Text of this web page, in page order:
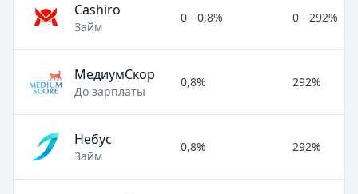
Cashiro
Займ
0 - 0,8% 0 - 292%
МедиумСкор
До зарплаты
0,8% 292%
Небус
Займ
0,8% 292%